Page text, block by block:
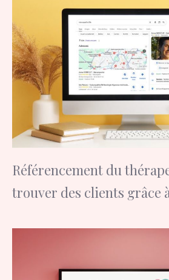
Référencement du
trouver des clients grâce